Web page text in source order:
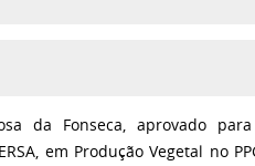
da Fonseca, aprovado
em Produção Vegetal no